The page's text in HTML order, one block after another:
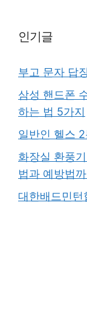
인기글
부고 문자 답
삼성 핸드폰
하는 법 5가지
일반인 헬스
화장실 환풍
법과 예방법
대한배드민